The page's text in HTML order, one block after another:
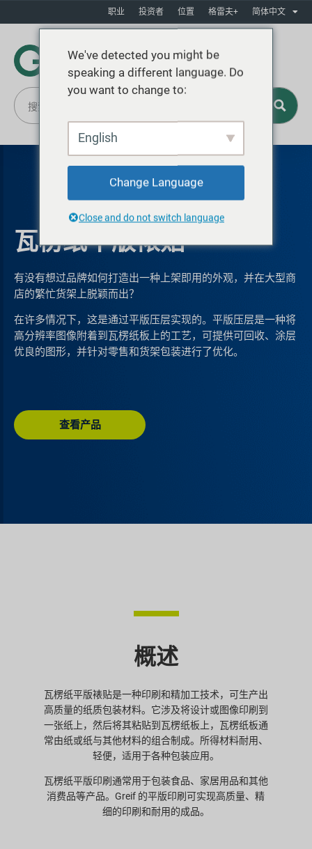
职业 投资者 位置 格雷夫+ 简体中文
瓦楞纸平版裱贴
有没有想过品牌如何打造出一种上架即用的外观，并在大型商
店的繁忙货架上脱颖而出？
在许多情况下，这是通过平版压层实现的。平版压层是一种将
高分辨率图像附着到瓦楞纸板上的工艺，可提供可回收、涂层
优良的图形，并针对零售和货架包装进行了优化。
查看产品
概述
瓦楞纸平版裱贴是一种印刷和精加工技术，可生产出
高质量的纸质包装材料。它涉及将设计或图像印刷到
一张纸上，然后将其粘贴到瓦楞纸板上，瓦楞纸板通
常由纸或纸与其他材料的组合制成。所得材料耐用、
轻便，适用于各种包装应用。
瓦楞纸平版印刷通常用于包装食品、家居用品和其他
消费品等产品。Greif 的平版印刷可实现高质量、精
细的印刷和耐用的成品。
We've detected you might be
speaking a different language. Do
you want to change to:
English
Change Language
Close and do not switch language